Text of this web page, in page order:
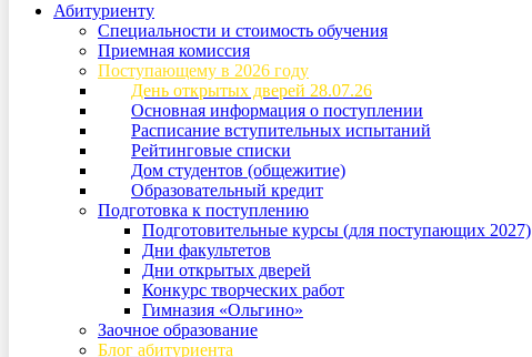
Абитуриенту
Специальности и стоимость обучения
Приемная комиссия
Поступающему в 2026 году
День открытых дверей 28.07.26
Основная информация о поступлении
Расписание вступительных испытаний
Рейтинговые списки
Дом студентов (общежитие)
Образовательный кредит
Подготовка к поступлению
Подготовительные курсы (для поступающих 2027)
Дни факультетов
Дни открытых дверей
Конкурс творческих работ
Гимназия «Ольгино»
Заочное образование
Блог абитуриента